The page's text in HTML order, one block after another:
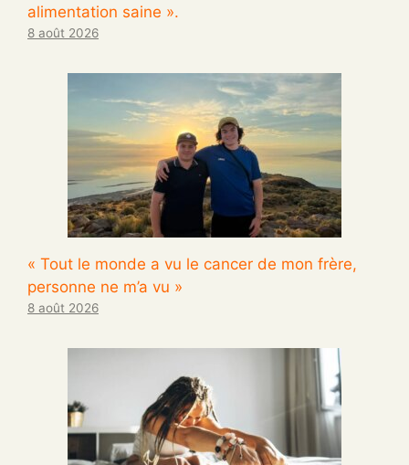
alimentation saine ».
8 août 2026
« Tout le monde a vu le cancer de mon frère,
personne ne m’a vu »
8 août 2026